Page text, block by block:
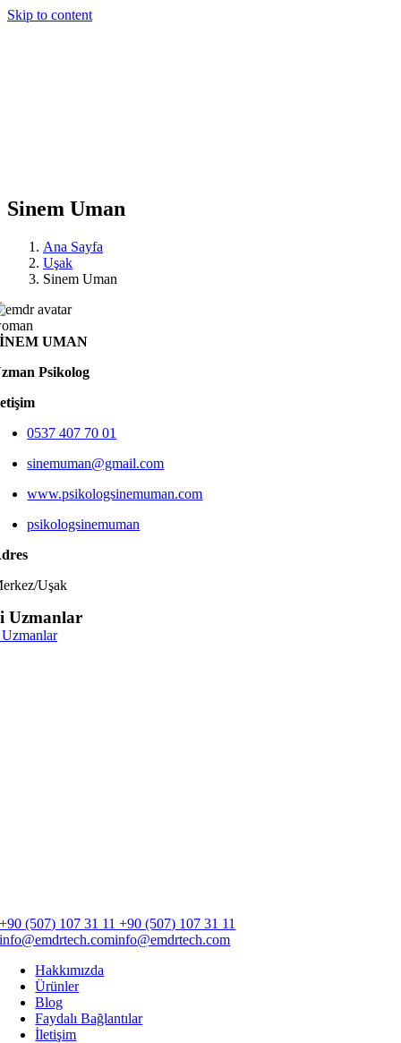
Skip to content
Sinem Uman
Ana Sayfa
Uşak
Sinem Uman
UMAN
Psikolog
0537 407 70 01
sinemuman@gmail.com
www.psikologsinemuman.com
psikologsinemuman
Uşak
Uzmanlar
+90 (507) 107 31 11+90 (507) 107 31 11
info@emdrtech.cominfo@emdrtech.com
Hakkımızda
Ürünler
Blog
Faydalı Bağlantılar
İletişim